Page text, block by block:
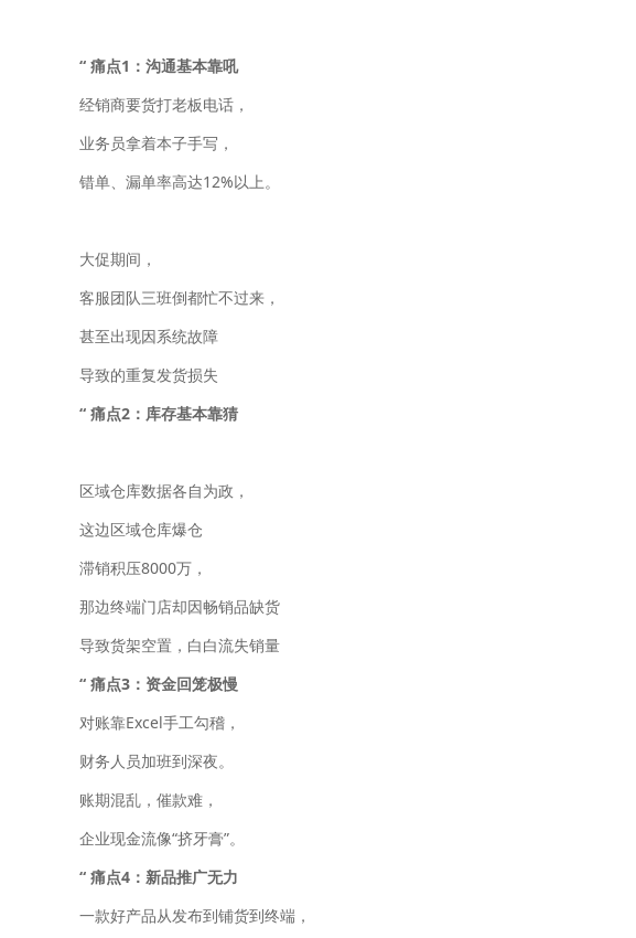
“ 痛点1：沟通基本靠吼
经销商要货打老板电话，
业务员拿着本子手写，
错单、漏单率高达12%以上。
大促期间，
客服团队三班倒都忙不过来，
甚至出现因系统故障
导致的重复发货损失
“ 痛点2： 库存基本靠猜
区域仓库数据各自为政，
这边区域仓库爆仓
滞销积压8000万，
那边终端门店却因畅销品缺货
导致货架空置，白白流失销量
“ 痛点3： 资金回笼极慢
对账靠Excel手工勾稽，
财务人员加班到深夜。
账期混乱，催款难，
企业现金流像“挤牙膏”。
“ 痛点4： 新品推广无力
一款好产品从发布到铺货到终端，